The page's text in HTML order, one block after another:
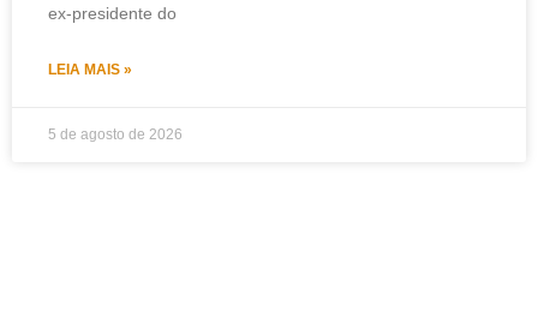
ex-presidente do
LEIA MAIS »
5 de agosto de 2026